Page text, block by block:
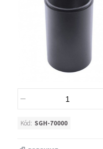
Kód: SGH-70000